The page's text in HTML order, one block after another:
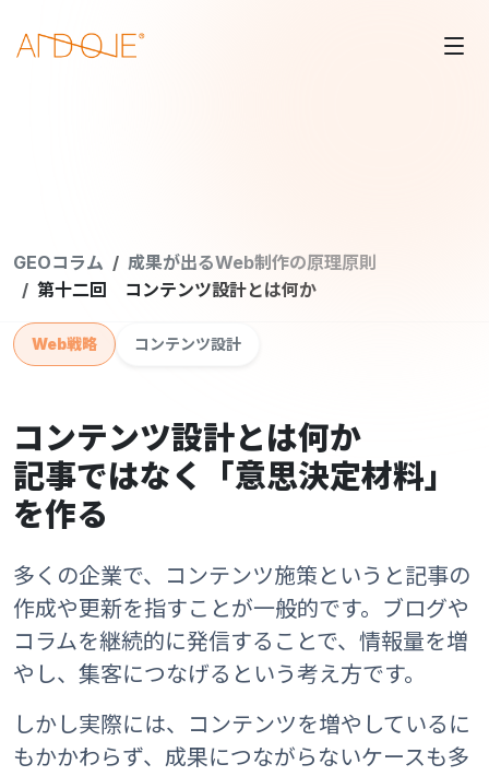
GEOコラム
成果が出るWeb制作の原理原則
第十二回 コンテンツ設計とは何か
Web戦略 コンテンツ設計
コンテンツ設計とは何か
記事ではなく「意思決定材料」
を作る
多くの企業で、コンテンツ施策というと記事の
作成や更新を指すことが一般的です。ブログや
コラムを継続的に発信することで、情報量を増
やし、集客につなげるという考え方です。
しかし実際には、コンテンツを増やしているに
もかかわらず、成果につながらないケースも多